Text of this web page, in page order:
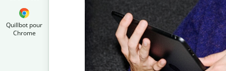
Quillbot pour
Chrome